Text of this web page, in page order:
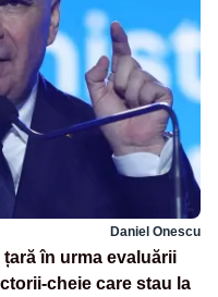
Daniel Onescu
în urma evaluării
cheie care stau la